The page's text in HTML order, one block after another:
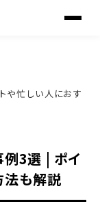
▸
▸
や忙しい人におす
3選 | ポイ
法も解説